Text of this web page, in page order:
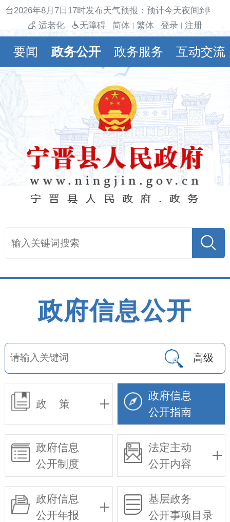
2026年8月7日17时发布天气预报：预计今天夜间到明
适老化
无障碍 简体 繁体 登录 注册
要闻 政务公开 政务服务 互动交流
政府信息公开
高级
政 策
政府信息
公开指南
政府信息
公开制度
法定主动
公开内容
政府信息
公开年报
基层政务
公开事项目录